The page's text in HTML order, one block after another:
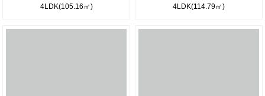
4LDK(105.16㎡)
4LDK(114.79㎡)